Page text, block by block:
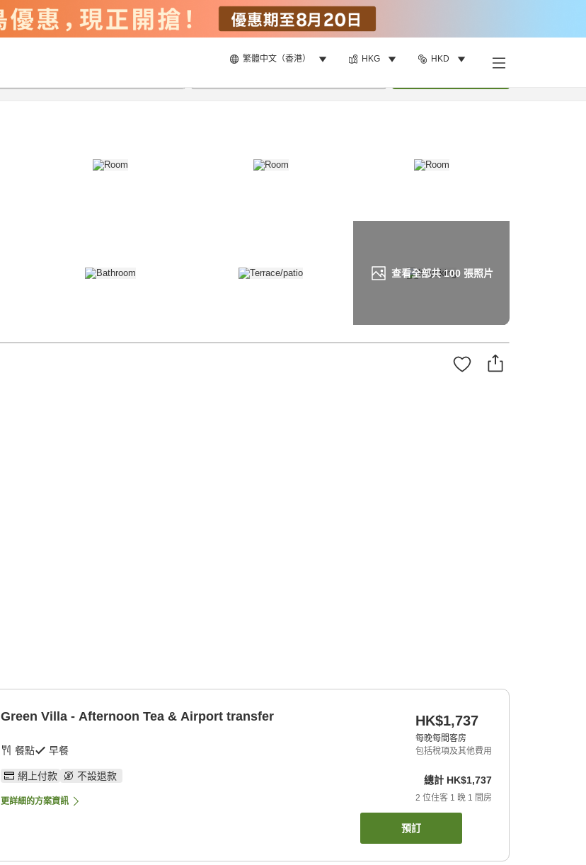
繁體中文（香港） HKG HKD
查看全部共100張照片
Green Villa - Afternoon Tea & Airport transfer
餐點 早餐
網上付款 不設退款
更詳細的方案資訊
HK$1,737
每晚每間客房
包括稅項及其他費用
總計 HK$1,737
2 位住客 1 晚 1 間房
預訂